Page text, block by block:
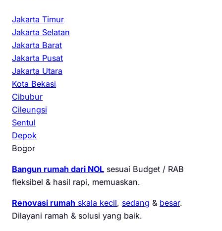
Jakarta Timur
Jakarta Selatan
Jakarta Barat
Jakarta Pusat
Jakarta Utara
Kota Bekasi
Cibubur
Cileungsi
Sentul
Depok
Bogor
Bangun rumah dari NOL sesuai Budget / RAB
fleksibel & hasil rapi, memuaskan.
Renovasi rumah skala kecil, sedang & besar.
Dilayani ramah & solusi yang baik.